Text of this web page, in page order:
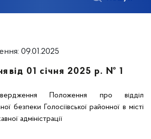
09.01.2025
від 01 січня 2025 р. № 1
Положення про відділ
безпеки Голосіївської районної в місті
адміністрації